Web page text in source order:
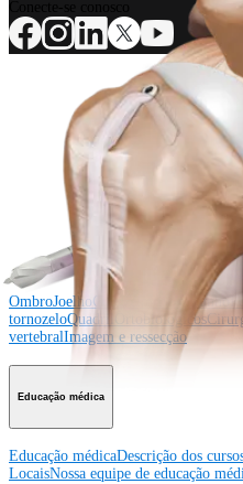
Procedimento
Joelho Cotovelo Mão e punho
tornozelo Quadril Ortobiológicos
OmbroJoelhoCotovelo Mão e punho
tornozeloQuadril Ortobiológicos
vertebralImagem e ressecção
Educação médica
Educação médicaDescrição dos
LocaisNossa equipe de educação